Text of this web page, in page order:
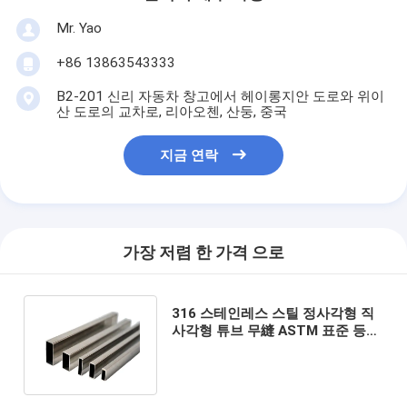
Mr. Yao
+86 13863543333
B2-201 신리 자동차 창고에서 헤이롱지안 도로와 위이
산 도로의 교차로, 리아오첸, 산둥, 중국
지금 연락
가장 저렴 한 가격 으로
316 스테인레스 스틸 정사각형 직
사각형 튜브 무縫 ASTM 표준 등급